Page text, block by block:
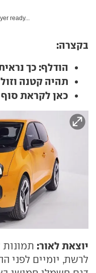
ready...
בקצרה:
הודלף: כך
תהיה קטנה
כאן לקראת
יוצאת לאור: תמונות
לרשת, יומיים לפני